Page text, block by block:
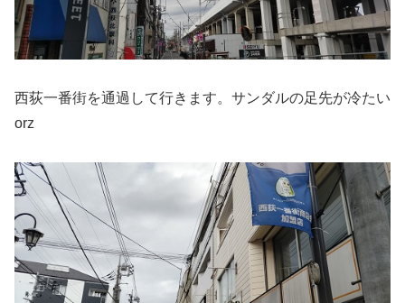
西荻一番街を通過して行きます。サンダルの足先が冷たい
orz